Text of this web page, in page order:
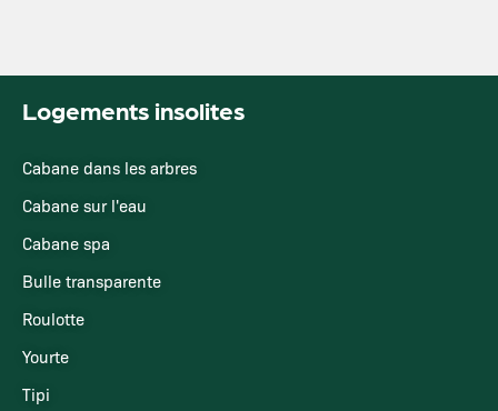
Logements insolites
Cabane dans les arbres
Cabane sur l'eau
Cabane spa
Bulle transparente
Roulotte
Yourte
Tipi